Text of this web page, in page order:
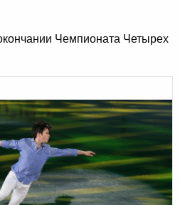
Чемпионата Четырех